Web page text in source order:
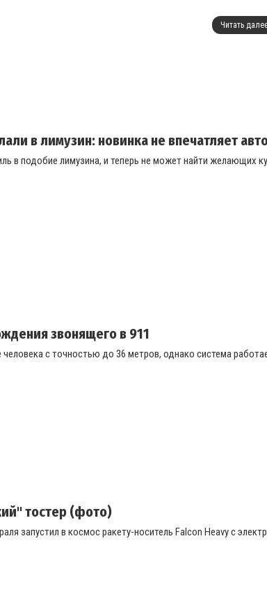
Читать
в лимузин: новинка не впечатляет
в подобие лимузина, и теперь не может найти желающих
звонящего в 911
с точностью до 36 метров, однако система
тостер (фото)
запустил в космос ракету-носитель Falcon Heavy с